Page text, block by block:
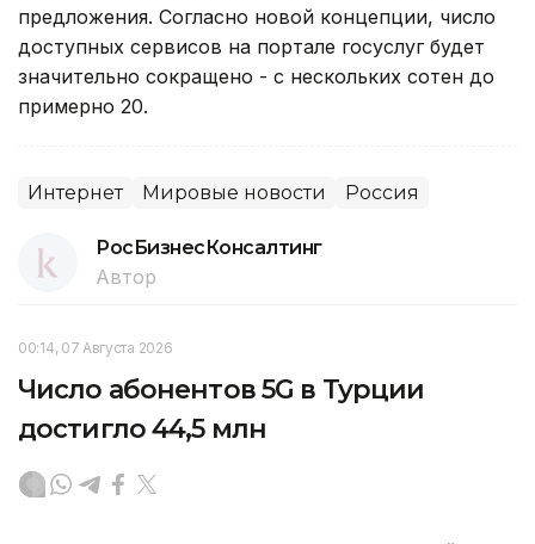
предложения. Согласно новой концепции, число
доступных сервисов на портале госуслуг будет
значительно сокращено - с нескольких сотен до
примерно 20.
Интернет Мировые новости Россия
РосБизнесКонсалтинг
Автор
00:14, 07 Августа 2026
Число абонентов 5G в Турции
достигло 44,5 млн